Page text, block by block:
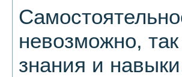
невозможно,
знания и